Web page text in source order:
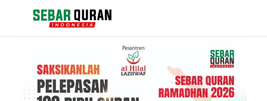
Berita